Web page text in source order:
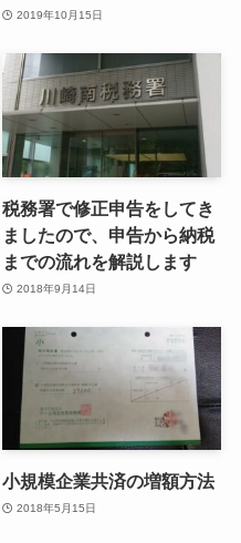
2019年10月15日
税務署で修正申告をしてき
ましたので、申告から納税
までの流れを解説します
2018年9月14日
小規模企業共済の増額方法
2018年5月15日